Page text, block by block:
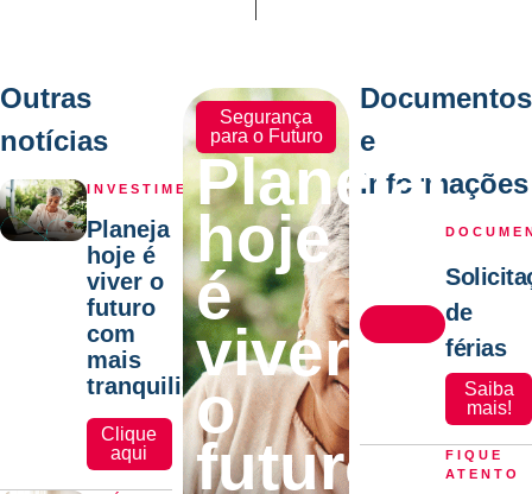
Outras
notícias
INVESTIMENTOS
Planeja
hoje é
viver o
futuro
com
mais
tranquilidade
Clique
aqui
Segurança
para o Futuro
Planejar
hoje
é
viver
o
futuro
Documentos
e
Informações
de
férias
Saiba
mais!
FIQUE
ATENTO